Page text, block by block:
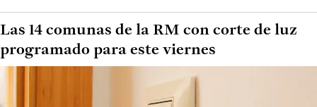
Las 14 comunas de la RM con corte de luz
programado para este viernes